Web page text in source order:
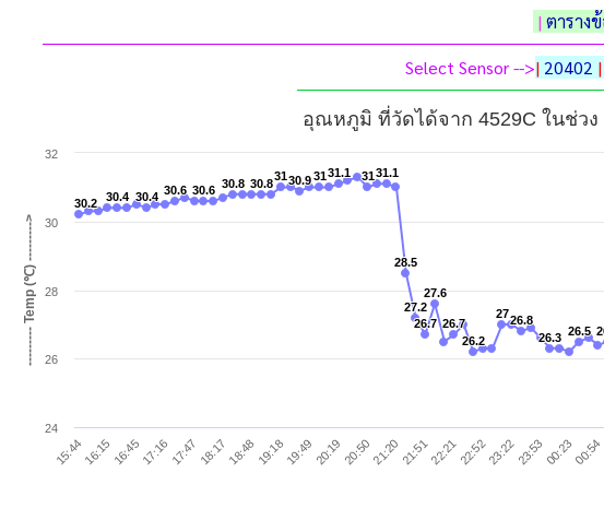
| ตาราง
Select Sensor -->| 20402 |
--------- Temp (℃) --------->
อุณหภูมิ ที่วัดได้จาก 4529C ในช่ว
30.2
30.2 30.4
30.4 30.4
30.4 30.6
30.6 30.6
30.6 30.8
30.8 30.8
30.8
31
3130.9
30.931
3131.1
31.1 31
3131.1
31.1
28.5
28.5
27.2
27.2
26.7
26.7
27.6
27.6
26.7
26.7
26.2
26.2
27
2726.8
26.8
26.3
26.3 26.5
26.5
15:4416:1516:4517:1617:47 18:1718:4819:1819:4920:1920:5021:2021:5122:2122:5223:2223:5300:2300:54
26
28
30
32
24